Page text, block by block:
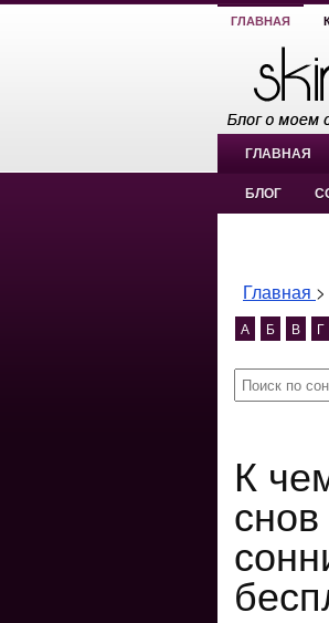
ГЛАВНАЯ
ГЛАВНАЯ
БЛОГ
Главная >
А Б В Г
К чему снится сонник толкование